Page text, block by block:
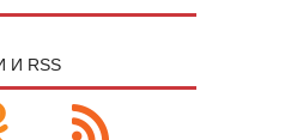
И RSS